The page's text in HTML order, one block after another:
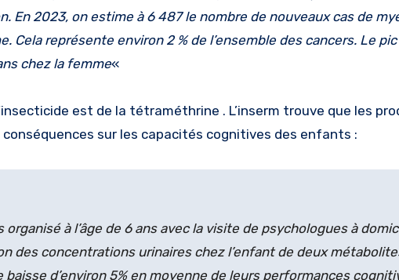
En 2023, on estime à 6 487 le nombre de nouveaux cas de
Cela représente environ 2 % de l’ensemble des cancers. Le
chez la femme«
est de la tétraméthrine . L’inserm trouve que les
sur les capacités cognitives des enfants :
à l’âge de 6 ans avec la visite de psychologues à
des concentrations urinaires chez l’enfant de deux
d’environ 5% en moyenne de leurs performances